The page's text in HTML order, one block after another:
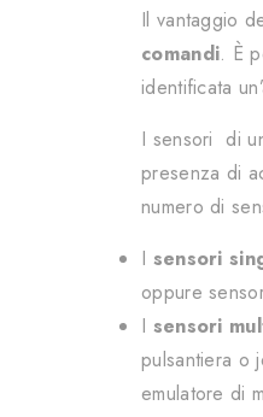
Il vantaggio
comandi. È
identificata
I sensori di
presenza di
numero di
I sensori
oppure
I sensori
pulsantiera o
emulatore di